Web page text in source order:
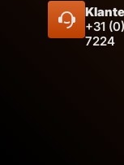
+31
7224